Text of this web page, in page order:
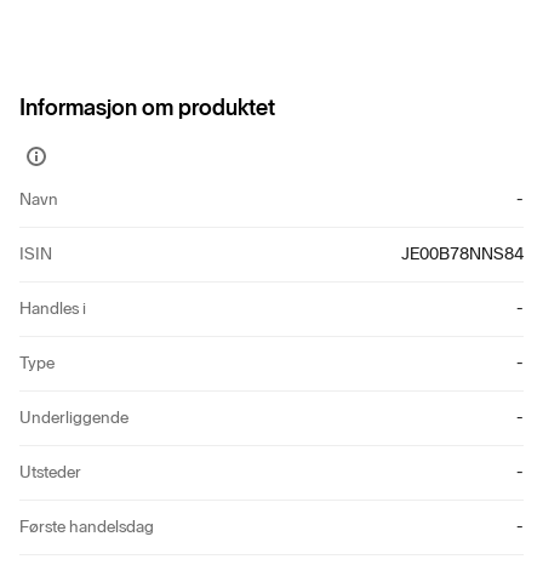
Informasjon om produktet
Vis
informasjon
Navn -
ISIN JE00B78NNS84
Handles i -
Type -
Underliggende -
Utsteder -
Første handelsdag -